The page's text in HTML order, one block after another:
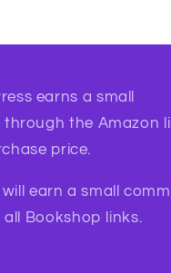
earns a small
the Amazon
price.
earn a small
Bookshop links.